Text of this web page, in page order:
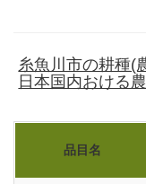
糸魚川市の耕種(
日本国内おける
品目名